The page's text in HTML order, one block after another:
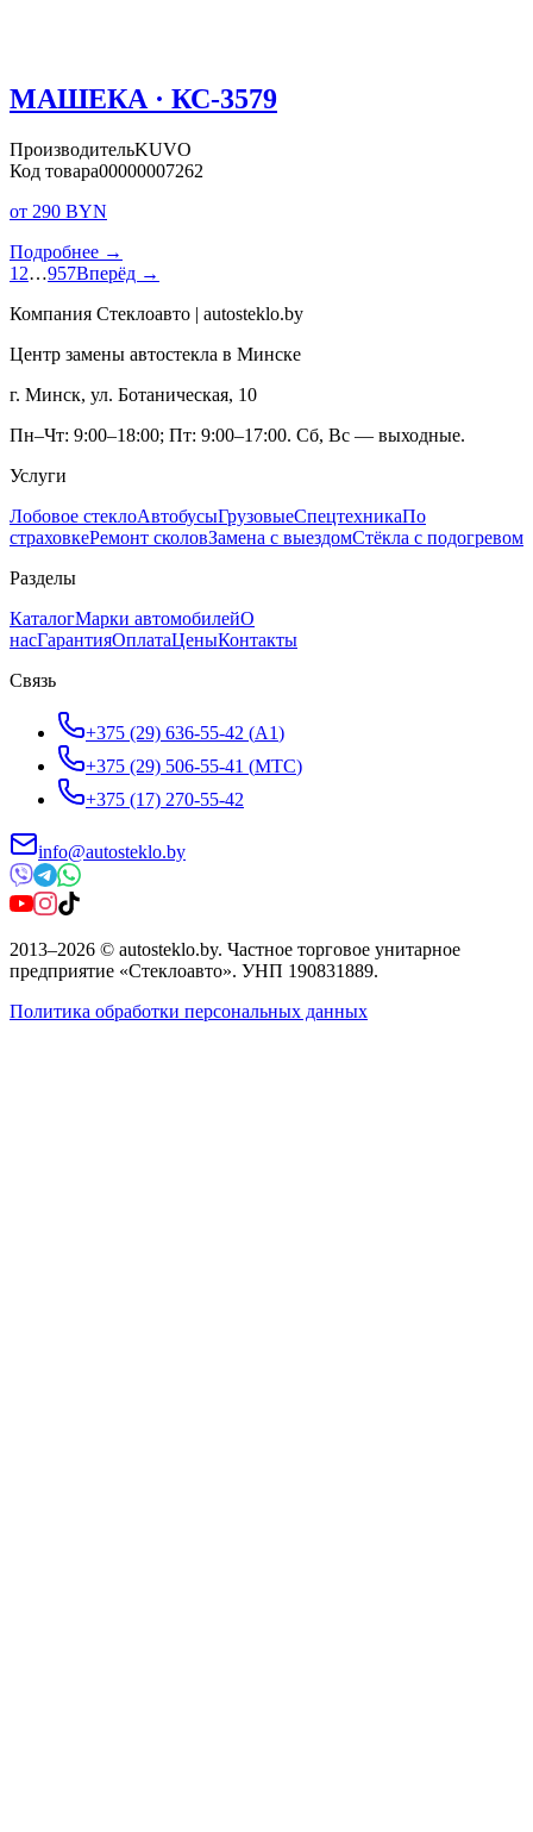
МАШЕКА · КС-3579
ПроизводительKUVO
Код товара00000007262
от 290 BYN
Подробнее →
1 2…957Вперёд →
Компания Стеклоавто | autosteklo.by
Центр замены автостекла в Минске
г. Минск, ул. Ботаническая, 10
Пн–Чт: 9:00–18:00; Пт: 9:00–17:00. Сб, Вс — выходные.
Услуги
Лобовое стеклоАвтобусыГрузовыеСпецтехникаПо
страховкеРемонт сколовЗамена с выездомСтёкла с подогревом
Разделы
КаталогМарки автомобилейО
насГарантияОплатаЦеныКонтакты
Связь
+375 (29) 636-55-42 (A1)
+375 (29) 506-55-41 (МТС)
+375 (17) 270-55-42
info@autosteklo.by
2013–2026 © autosteklo.by. Частное торговое унитарное
предприятие «Стеклоавто». УНП 190831889.
Политика обработки персональных данных